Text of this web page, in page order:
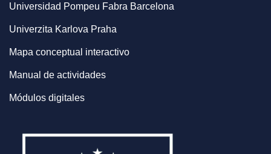
Universidad Pompeu Fabra Barcelona
Univerzita Karlova Praha
Mapa conceptual interactivo
Manual de actividades
Módulos digitales